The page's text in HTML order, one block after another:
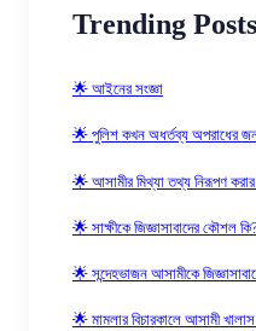
Trending Posts
🌟 আইনের সংজ্ঞা
🌟 পুলিশ কখন অধর্তব্য অপরাধের
🌟 আসামীর মিথ্যা তথ্য নিরূপণ
🌟 সাক্ষীকে জিজ্ঞাসাবাদের কৌশল
🌟 সন্দেহভাজন আসামীকে
🌟 মামলার বিচারকালে আসামী